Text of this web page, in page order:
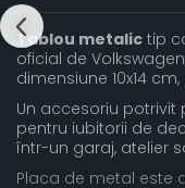
Tablou metalic tip
oficial de
dimensiune 10x14
Un accesoriu potrivit
pentru iubitorii de
într-un garaj, atelier
Placa de metal este